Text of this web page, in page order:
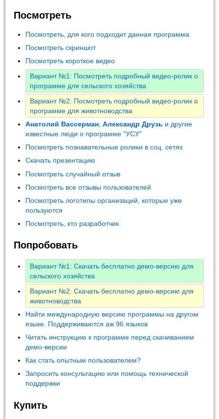
Посмотреть
Посмотреть, для кого подходит данная программа
Посмотреть скриншот
Посмотреть короткое видео
Вариант №1: Посмотреть подробный видео-ролик о
программе для сельского хозяйства
Вариант №2: Посмотреть подробный видео-ролик о
программе для животноводства
Анатолий Вассерман ,Александр Друзь и другие
известные люди о программе "УСУ"
Посмотреть познавательные ролики в соц. сетях
Скачать презентацию
Посмотреть случайный отзыв
Посмотреть все отзывы пользователей
Посмотреть логотипы организаций, которые уже
пользуются
Посмотреть, кто разработчик
Попробовать
Вариант №1: Скачать бесплатно демо-версию для
сельского хозяйства
Вариант №2: Скачать бесплатно демо-версию для
животноводства
Найти международную версию программы на другом
языке. Поддерживаются аж 96 языков
Читать инструкцию к программе перед скачиванием
демо-версии
Как стать опытным пользователем?
Запросить консультацию или помощь технической
поддержки
Купить